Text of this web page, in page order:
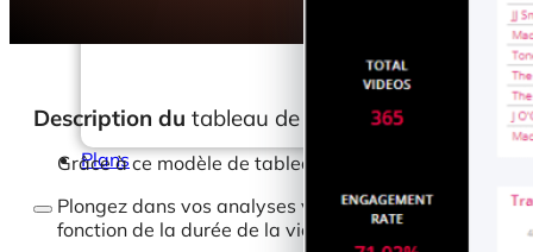
Plans
Description du tableau de bord
Grâce à ce modèle de tableau de bord, obtenez des
Plongez dans vos analyses vidéo pour suivre les
fonction de la durée de la vidéo, le trafic vers le site